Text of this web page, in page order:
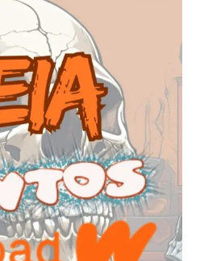
uma
nova
aba
uma
nova
aba